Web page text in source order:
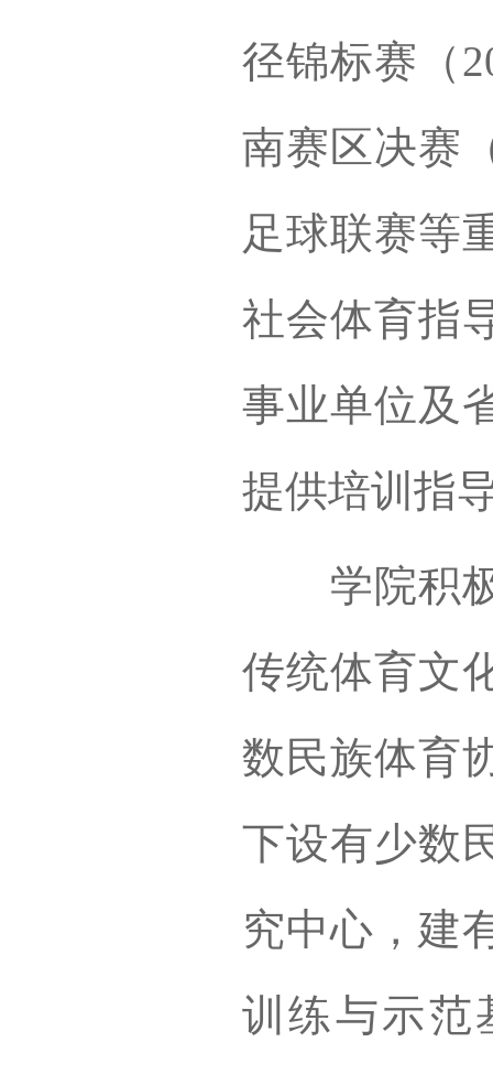
径锦标赛（
南赛区决赛
足球联赛等
社会体育指
事业单位及
提供培训指
学院积极
传统体育文
数民族体育
下设有少数
究中心，建
训练与示范